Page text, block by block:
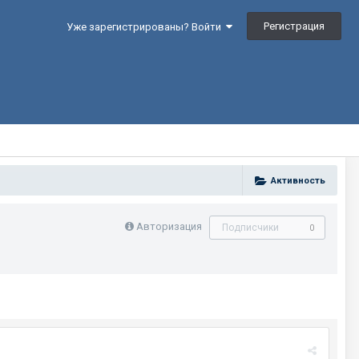
Уже зарегистрированы? Войти Регистрация
Активность
Авторизация Подписчики 0